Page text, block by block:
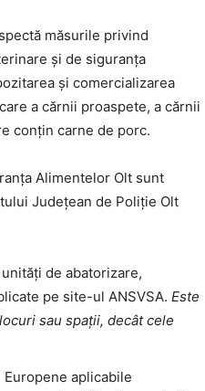
măsurile privind
şi de siguranţa
și comercializarea
a cărnii proaspete, a cărnii
conţin carne de porc.
Alimentelor Olt sunt
Județean de Poliţie Olt
de abatorizare,
pe site-ul ANSVSA. Este
sau spații, decât cele
aplicabile